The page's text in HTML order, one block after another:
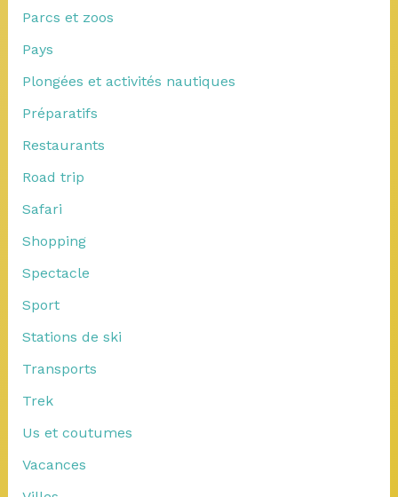
Parcs et zoos
Pays
Plongées et activités nautiques
Préparatifs
Restaurants
Road trip
Safari
Shopping
Spectacle
Sport
Stations de ski
Transports
Trek
Us et coutumes
Vacances